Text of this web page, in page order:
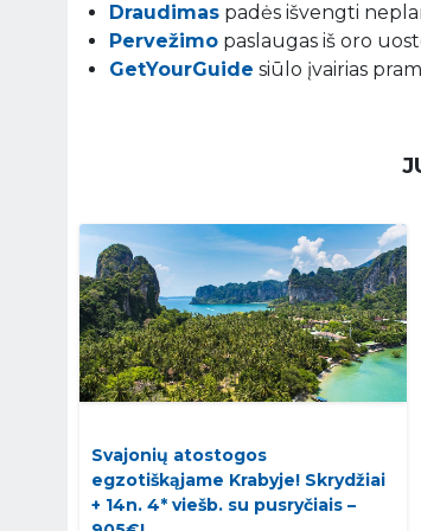
Draudimas padės išvengti
Pervežimo paslaugas iš oro
GetYourGuide siūlo įvairias
Svajonių atostogos
egzotiškąjame Krabyje! Skrydžiai
+ 14n. 4* viešb. su pusryčiais –